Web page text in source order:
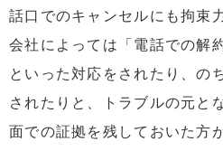
話口でのキャンセルにも拘束
会社によっては「電話での解
といった対応をされたり、の
されたりと、トラブルの元と
面での証拠を残しておいた方